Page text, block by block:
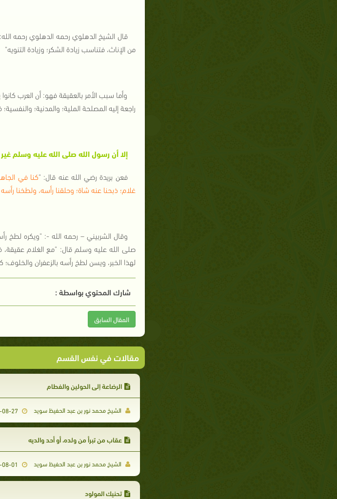
قال الشيخ الدهلوي رحمه الدهلوي رحمه
من الإناث، فتناسب زيادة الشكر؛ وزيادة التنويه"
وأما سبب الأمر بالعقيقة فهو: أن العرب
راجعة إليه المصلحة الملية؛ والمدنية؛
إلا أن رسول الله صلى الله عليه وسلم
فعن بريدة رضي الله عنه قال: "كنا في
غلام؛ ذبحنا عنه شاة؛ وحلقنا رأسه، ولطخنا رأسه
وقال الشربيني – رحمه الله -: "ويكره لطخ
صلى الله عليه وسلم قال: "مع الغلام عقيقة،
لهذا الخبر، ويسن لطخ رأسه بالزعفران والخلوف؛
شارك المحتوي بواسطة :
المقال السابق
مقالات في نفس القسم
الرضاعة إلى الحولين والفطام
الشيخ محمد نور بن عبد الحفيظ سويد
عقاب من تبرأ من ولده، أو أحد والديه
الشيخ محمد نور بن عبد الحفيظ سويد
تحنيك المولود